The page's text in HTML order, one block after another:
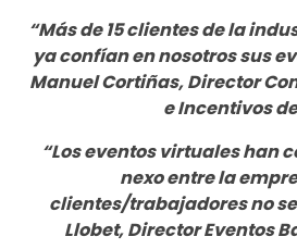
“Más de 15 clientes de la
ya confían en nosotros sus
Manuel Cortiñas, Director
e Incentivos de
“Los eventos virtuales han
nexo entre la
clientes/trabajadores no
Llobet, Director Eventos